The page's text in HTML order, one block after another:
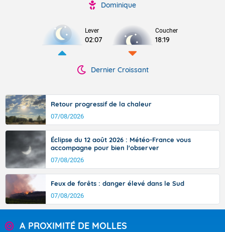
Dominique
Lever
02:07
Coucher
18:19
Dernier Croissant
Retour progressif de la chaleur
07/08/2026
Éclipse du 12 août 2026 : Météo-France vous
accompagne pour bien l'observer
07/08/2026
Feux de forêts : danger élevé dans le Sud
07/08/2026
A PROXIMITÉ DE MOLLES